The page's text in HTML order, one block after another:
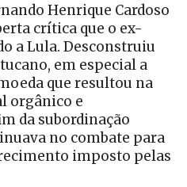
Henrique Cardoso
crítica que o ex-
a Lula. Desconstruiu
em especial a
que resultou na
orgânico e
da subordinação
no combate para
imposto pelas